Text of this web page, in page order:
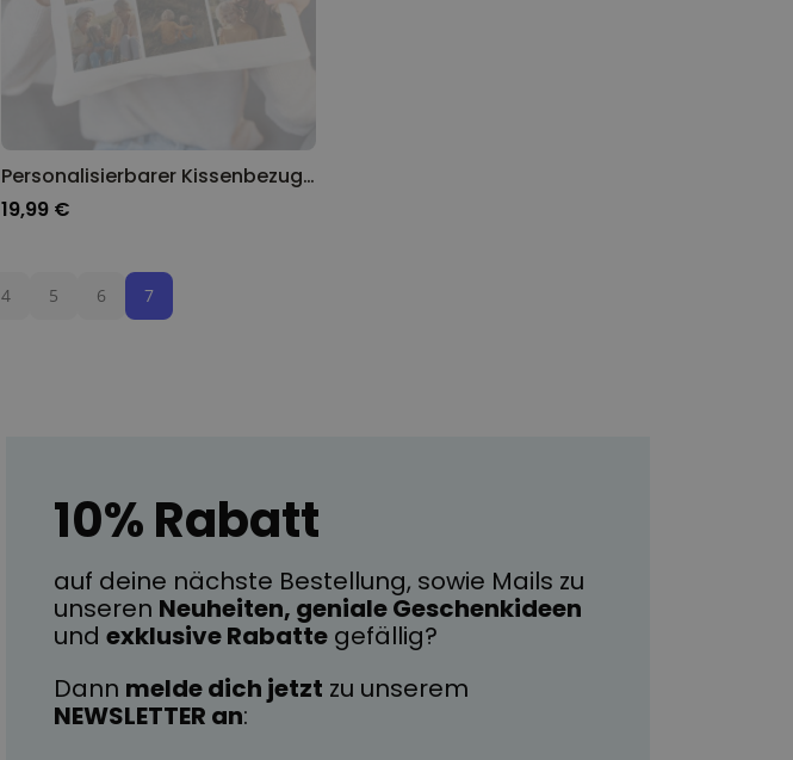
Personalisierbarer Kissenbezug mit Text und Symbole
19,99 €
4 5 6 7
10% Rabatt
auf deine nächste Bestellung, sowie Mails zu
unseren Neuheiten, geniale Geschenkideen
und exklusive Rabatte gefällig?
Dann melde dich jetzt zu unserem
NEWSLETTER an: